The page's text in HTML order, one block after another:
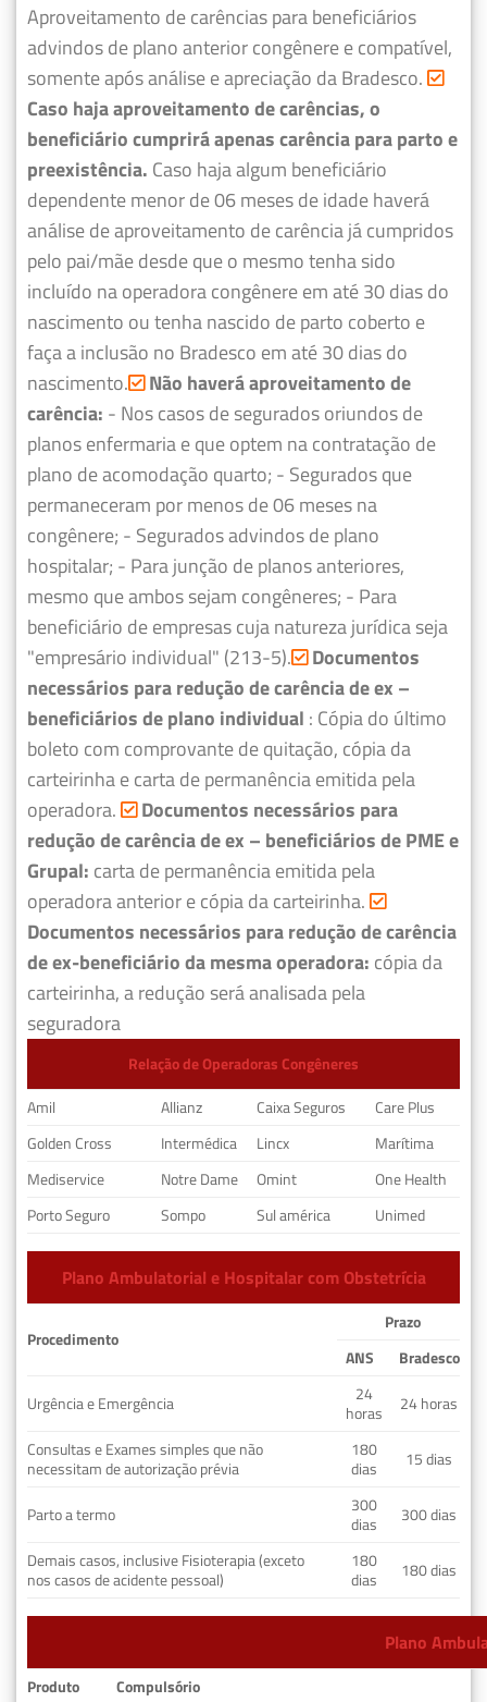
Aproveitamento de carências para beneficiários
advindos de plano anterior congênere e compatível,
somente após análise e apreciação da Bradesco.
Caso haja aproveitamento de carências, o
beneficiário cumprirá apenas carência para parto e
preexistência. Caso haja algum beneficiário
dependente menor de 06 meses de idade haverá
análise de aproveitamento de carência já cumpridos
pelo pai/mãe desde que o mesmo tenha sido
incluído na operadora congênere em até 30 dias do
nascimento ou tenha nascido de parto coberto e
faça a inclusão no Bradesco em até 30 dias do
nascimento. Não haverá aproveitamento de
carência: - Nos casos de segurados oriundos de
planos enfermaria e que optem na contratação de
plano de acomodação quarto; - Segurados que
permaneceram por menos de 06 meses na
congênere; - Segurados advindos de plano
hospitalar; - Para junção de planos anteriores,
mesmo que ambos sejam congêneres; - Para
beneficiário de empresas cuja natureza jurídica seja
"empresário individual" (213-5). Documentos
necessários para redução de carência de ex –
beneficiários de plano individual : Cópia do último
boleto com comprovante de quitação, cópia da
carteirinha e carta de permanência emitida pela
operadora.
Documentos necessários para
redução de carência de ex – beneficiários de PME e
Grupal: carta de permanência emitida pela
operadora anterior e cópia da carteirinha.
Documentos necessários para redução de carência
de ex-beneficiário da mesma operadora: cópia da
carteirinha, a redução será analisada pela
seguradora
Relação de Operadoras Congêneres
Amil
Allianz Caixa Seguros
Care Plus
Golden Cross
Intermédica Lincx
Marítima
Mediservice
Notre Dame Omint
One Health
Porto Seguro
Sompo Sul américa Unimed
Plano Ambulatorial e Hospitalar com Obstetrícia
Procedimento
Prazo
ANS
Bradesco
Urgência e Emergência
24
horas
24 horas
Consultas e Exames simples que não
necessitam de autorização prévia
180
dias
15 dias
Parto a termo
300
dias
300 dias
Demais casos, inclusive Fisioterapia (exceto
nos casos de acidente pessoal)
180
dias
180 dias
Plano
Produto
Compulsório